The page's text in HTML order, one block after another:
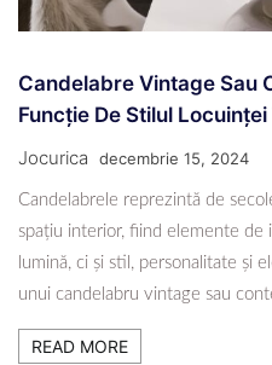
Candelabre Vintage Sau
Funcție De Stilul Locuinței
Jocurica decembrie 15, 2024
Candelabrele reprezintă de
spațiu interior, fiind elemente de
lumină, ci și stil, personalitate și
unui candelabru vintage sau
READ MORE